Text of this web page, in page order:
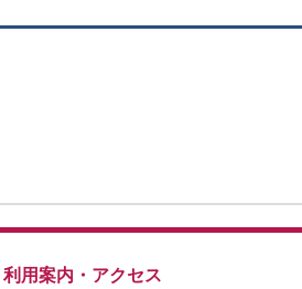
利用案内・アクセス